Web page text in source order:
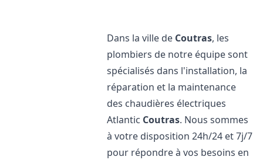
Dans la ville de Coutras, les
plombiers de notre équipe sont
spécialisés dans l'installation, la
réparation et la maintenance
des chaudières électriques
Atlantic Coutras. Nous sommes
à votre disposition 24h/24 et 7j/7
pour répondre à vos besoins en